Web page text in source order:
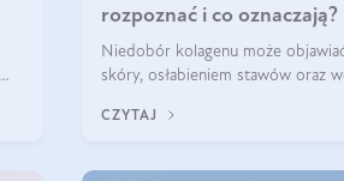
rozpoznać i co oznaczają?
Niedobór kolagenu może
skóry, osłabieniem stawów oraz
skóry, bóle stawów, łamliwość
CZYTAJ